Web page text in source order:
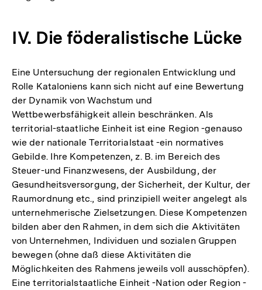
IV. Die föderalistische Lücke
Eine Untersuchung der regionalen Entwicklung und
Rolle Kataloniens kann sich nicht auf eine Bewertung
der Dynamik von Wachstum und
Wettbewerbsfähigkeit allein beschränken. Als
territorial-staatliche Einheit ist eine Region -genauso
wie der nationale Territorialstaat -ein normatives
Gebilde. Ihre Kompetenzen, z. B. im Bereich des
Steuer-und Finanzwesens, der Ausbildung, der
Gesundheitsversorgung, der Sicherheit, der Kultur, der
Raumordnung etc., sind prinzipiell weiter angelegt als
unternehmerische Zielsetzungen. Diese Kompetenzen
bilden aber den Rahmen, in dem sich die Aktivitäten
von Unternehmen, Individuen und sozialen Gruppen
bewegen (ohne daß diese Aktivitäten die
Möglichkeiten des Rahmens jeweils voll ausschöpfen).
Eine territorialstaatliche Einheit -Nation oder Region -